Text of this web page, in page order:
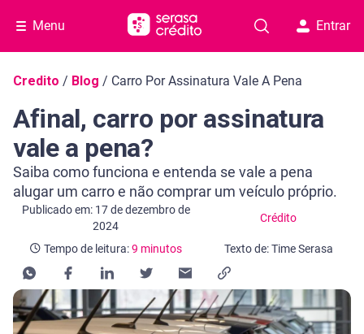
Menu Entrar
Navegação do blog
Credito / Blog / Carro Por Assinatura Vale A Pena
Afinal, carro por assinatura
vale a pena?
Saiba como funciona e entenda se vale a pena
alugar um carro e não comprar um veículo próprio.
Publicado em: 17 de dezembro de
2024
Crédito
Categoria Crédito
Tempo de leitura:9 minutos
Tempo de leitura: 9 minutos
Texto de: Time Serasa